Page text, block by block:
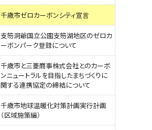
千歳市ゼロカーボンシティ宣言
支笏洞爺国立公園支笏湖地区のゼロカ
ーボンパーク登録について
千歳市と三菱商事株式会社とのカーボ
ンニュートラルを目指したまちづくりに
関する連携協定の締結について
千歳市地球温暖化対策計画実行計画
（区域施策編）